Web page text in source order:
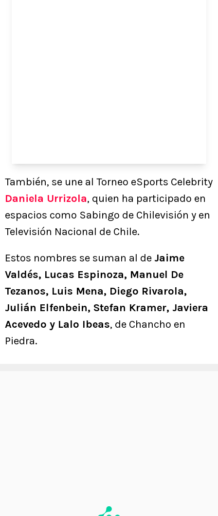
También, se une al Torneo eSports Celebrity
Daniela Urrizola, quien ha participado en
espacios como Sabingo de Chilevisión y en
Televisión Nacional de Chile.
Estos nombres se suman al de Jaime
Valdés, Lucas Espinoza, Manuel De
Tezanos, Luis Mena, Diego Rivarola,
Julián Elfenbein, Stefan Kramer, Javiera
Acevedo y Lalo Ibeas, de Chancho en
Piedra.